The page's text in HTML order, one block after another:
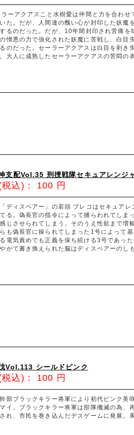
ーアクアスこと水樹愛は仲間と力を合わ
た。だが、人間達の醜い心が封印した妖
るのだった。だが、10年間封印され苦痛
憎悪の力で強化された妖魔に苦戦し、白
のだった。セーラーアクアスは白目を剥
大人に成熟したセーラーアクアスの苦悶の
支配Vol.35 刑捜戦隊セキュアレンジ
込)： 100 円
ディスペアー」の若頭 ブレコはセキュア
る。偽長官の指令によって捕らわれてし
じさせられてしまう。そのうえ性欲まで増
も偽長官に操られてしまった1号によって
電気責めでも正義を保ち続ける3号であっ
がて書き換えられた脳はディスペアーの
Vol.113 シールドピンク
込)： 100 円
部ブラックキラー将軍により初代ピンク
イ。ブラックキラー将軍は部隊殲滅の為
れ、市民を巻き込んだデスゲームに発展。